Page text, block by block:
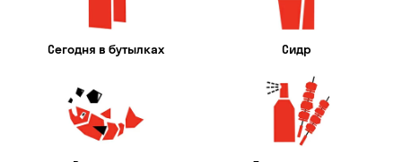
Сегодня в бутылках Сидр